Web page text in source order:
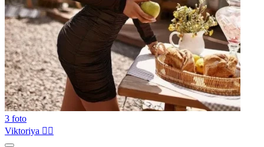
3 foto
Viktoriya ❤️‍🔥